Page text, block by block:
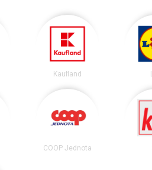
Kaufland
COOP Jednota